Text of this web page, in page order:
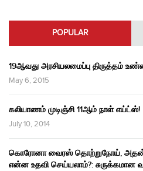
POPULAR
19ஆவது அரசியலமைப்பு திருத்தம்
May 6, 2015
கலியாணம் முடிஞ்சி 11ஆம் நாள் எய்ட்ஸ்!
July 10, 2014
கொரோனா வைரஸ் தொற்றுநோய், அதன்
என்ன உதவி செய்யலாம்?: சுருக்கமான